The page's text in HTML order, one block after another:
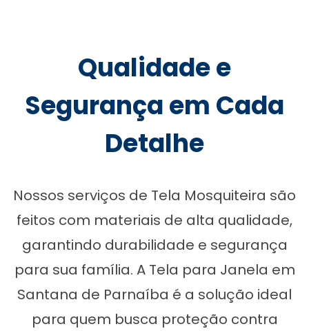
Qualidade e
Segurança em Cada
Detalhe
Nossos serviços de Tela Mosquiteira são
feitos com materiais de alta qualidade,
garantindo durabilidade e segurança
para sua família. A Tela para Janela em
Santana de Parnaíba é a solução ideal
para quem busca proteção contra